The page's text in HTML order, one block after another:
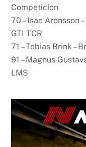
Competicíon
70 – Isac Aronsson
GTI TCR
71 – Tobias Brink –
91 – Magnus
LMS